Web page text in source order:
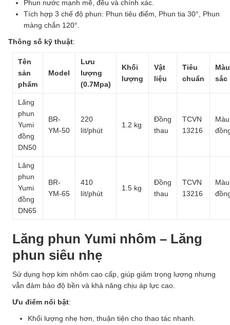
Phun nước mạnh mẽ, đều và chính xác.
Tích hợp 3 chế độ phun: Phun tiêu điểm, Phun tia 30°, Phun
màng chắn 120°.
Thông số kỹ thuật:
Tên
sản
phẩm
Model
Lưu
lượng
(0.7Mpa)
Khối
lượng
Vật
liệu
Tiêu
chuẩn
Màu
sắc
Lăng
phun
Yumi
đồng
DN50
BR-
YM-50
220
lít/phút
1.2 kg
Đồng
thau
TCVN
13216
Màu
Lăng
phun
Yumi
đồng
DN65
BR-
YM-65
410
lít/phút
1.5 kg
Đồng
thau
TCVN
13216
Màu
Lăng phun Yumi nhôm – Lăng
phun siêu nhẹ
Sử dụng hợp kim nhôm cao cấp, giúp giảm trọng lượng nhưng
vẫn đảm bảo độ bền và khả năng chịu áp lực cao.
Ưu điểm nổi bật:
Khối lượng nhẹ hơn, thuận tiện cho thao tác nhanh.